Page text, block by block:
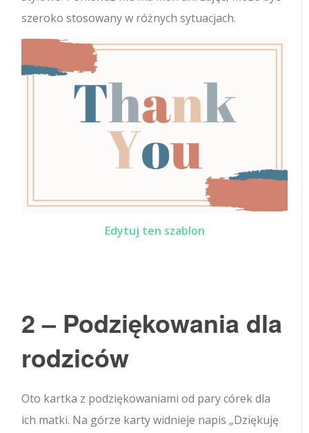
szeroko stosowany w różnych sytuacjach.
Edytuj ten szablon
2 – Podziękowania dla
rodziców
Oto kartka z podziękowaniami od pary córek dla
ich matki. Na górze karty widnieje napis „Dziękuję